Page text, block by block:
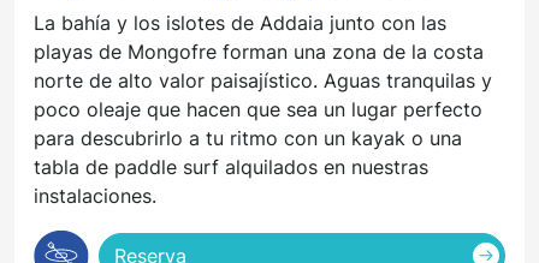
La bahía y los islotes de Addaia junto con las
playas de Mongofre forman una zona de la costa
norte de alto valor paisajístico. Aguas tranquilas y
poco oleaje que hacen que sea un lugar perfecto
para descubrirlo a tu ritmo con un kayak o una
tabla de paddle surf alquilados en nuestras
instalaciones.
Reserva